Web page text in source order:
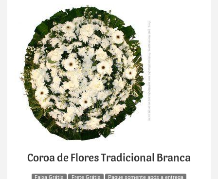
Coroa de Flores Tradicional Branca
Faixa Grátis Frete Grátis Pague somente após a entrega